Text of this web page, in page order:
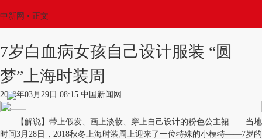
中新网 • 正文
7岁白血病女孩自己设计服装 “圆
梦”上海时装周
2018年03月29日 08:15 中国新闻网
【解说】带上假发、画上淡妆、穿上自己设计的粉色公主裙……当地
时间3月28日，2018秋冬上海时装周上迎来了一位特殊的小模特——7岁的